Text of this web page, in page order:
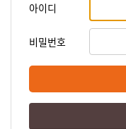
아이디
비밀번호